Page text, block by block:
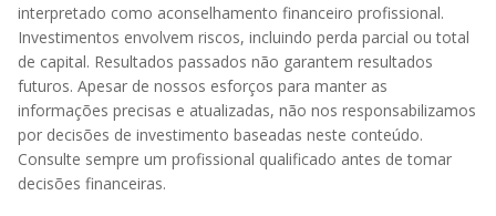
interpretado como aconselhamento financeiro profissional.
Investimentos envolvem riscos, incluindo perda parcial ou total
de capital. Resultados passados não garantem resultados
futuros. Apesar de nossos esforços para manter as
informações precisas e atualizadas, não nos responsabilizamos
por decisões de investimento baseadas neste conteúdo.
Consulte sempre um profissional qualificado antes de tomar
decisões financeiras.